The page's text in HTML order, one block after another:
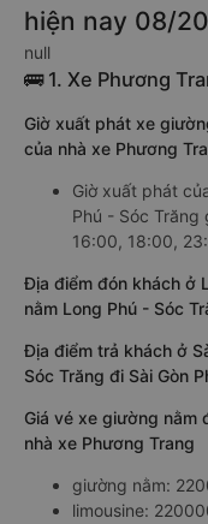
hiện nay 08/
null
🚌 1. Xe Phương
Giờ xuất phát xe
của nhà xe Phương
Giờ xuất phát
Phú - Sóc
16:00, 18:00,
Địa điểm đón khách ở
nằm Long Phú - Sóc
Địa điểm trả khách ở
Sóc Trăng đi Sài Gòn
Giá vé xe giường nằm
nhà xe Phương Trang
giường nằm:
limousine: